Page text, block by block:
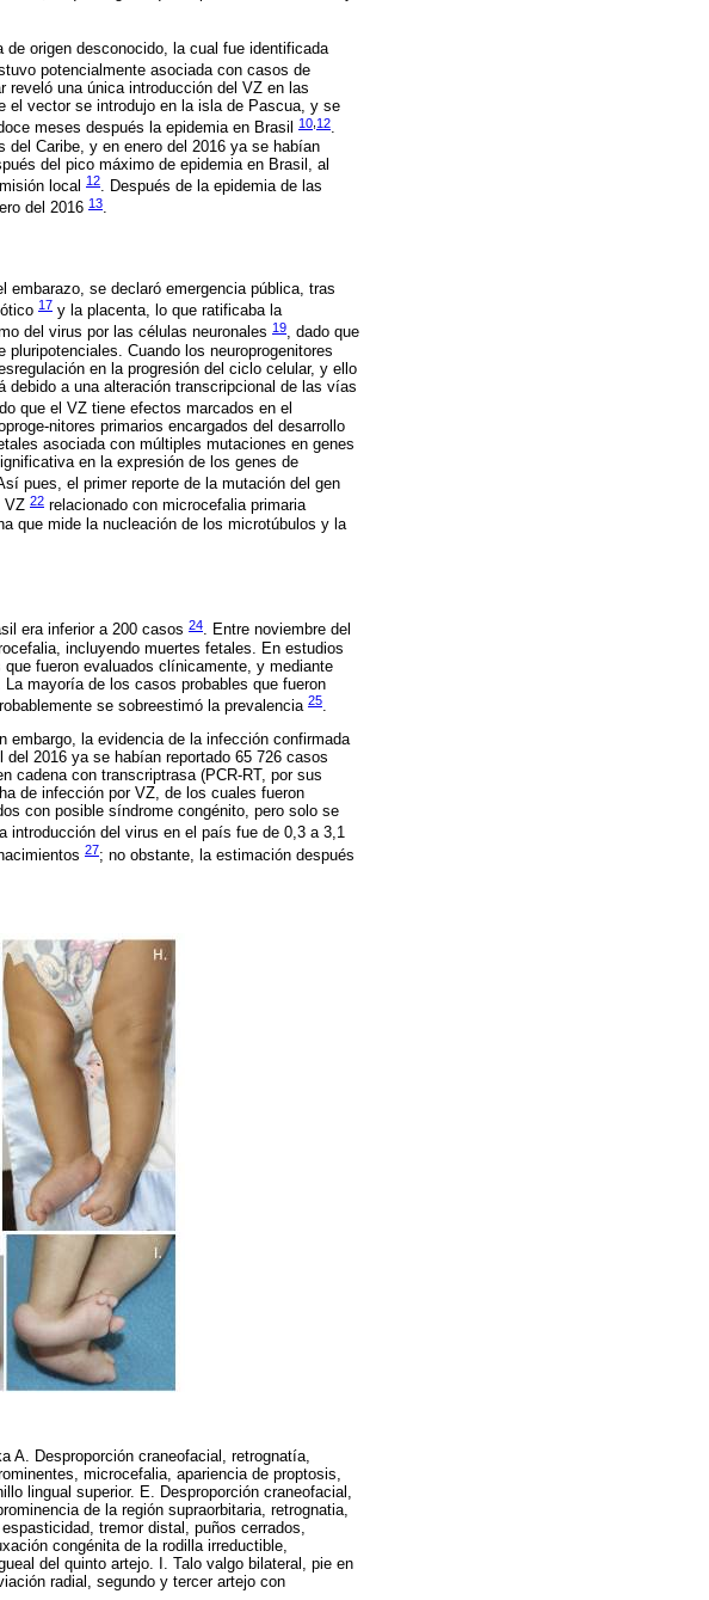
origen desconocido, la cual fue identificada
potencialmente asociada con casos de
una única introducción del VZ en las
el vector se introdujo en la isla de Pascua, y se
meses después la epidemia en Brasil
10,12.
Caribe, y en enero del 2016 ya se habían
del pico máximo de epidemia en Brasil, al
local 12. Después de la epidemia de las
del 2016 13.
se declaró emergencia pública, tras
17 y la placenta, lo que ratificaba la
del virus por las células neuronales 19, dado que
Cuando los neuroprogenitores
en la progresión del ciclo celular, y ello
a una alteración transcripcional de las vías
que el VZ tiene efectos marcados en el
nitores primarios encargados del desarrollo
asociada con múltiples mutaciones en genes
en la expresión de los genes de
pues, el primer reporte de la mutación del gen
VZ 22 relacionado con microcefalia primaria
que mide la nucleación de los microtúbulos y la
era inferior a 200 casos 24. Entre noviembre del
incluyendo muertes fetales. En estudios
fueron evaluados clínicamente, y mediante
mayoría de los casos probables que fueron
se sobreestimó la prevalencia 25.
embargo, la evidencia de la infección confirmada
2016 ya se habían reportado 65 726 casos
cadena con transcriptrasa (PCR-RT, por sus
de infección por VZ, de los cuales fueron
con posible síndrome congénito, pero solo se
introducción del virus en el país fue de 0,3 a 3,1
27; no obstante, la estimación después
A. Desproporción craneofacial, retrognatía,
microcefalia, apariencia de proptosis,
lingual superior. E. Desproporción craneofacial,
de la región supraorbitaria, retrognatia,
tremor distal, puños cerrados,
congénita de la rodilla irreductible,
del quinto artejo. I. Talo valgo bilateral, pie en
radial, segundo y tercer artejo con